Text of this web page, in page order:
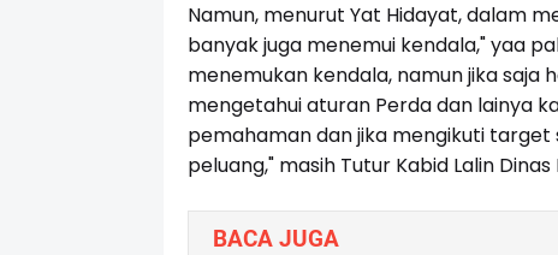
Namun, menurut Yat Hidayat, dalam
banyak juga menemui kendala," yaa
menemukan kendala, namun jika
mengetahui aturan Perda dan lainya
pemahaman dan jika mengikuti
peluang," masih Tutur Kabid Lalin
BACA JUGA